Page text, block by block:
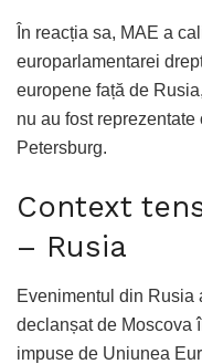
În reacția sa, MAE a
europarlamentarei
europene față de
nu au fost
Petersburg.
Context
– Rusia
Evenimentul din Rusia
declanșat de Moscova
impuse de Uniunea